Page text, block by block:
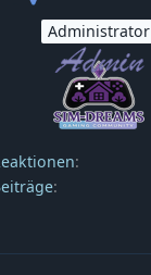
Administrator